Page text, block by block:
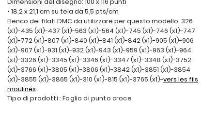
• 18,2 x 21,1 cm su tela da 5,5 pts/cm
Elenco dei filati DMC da utilizzare per questo modello. 326
(x1)-435 (x1)-437 (x1)-563 (x1)-564 (x1)-745 (x1)-746 (x1)-747
(x1)-772 (x1)-807 (x1)-840 (x1)-841 (x1)-842 (x1)-905 (x1)-906
(x1)-907 (x1)-931 (x1)-932 (x1)-943 (x1)-959 (x1)-963 (x1)-964
(x1)-3326 (x1)-3345 (x1)-3346 (x1)-3347 (x1)-3348 (x1)-3752
(x1)-3766 (x1)-3805 (x1)-3806 (x1)-3842 (x1)-3851 (x1)-3854
(x1)-3855 (x1)-3865 (x1)-310 (x1)-815 (x1)-3765 (x1)-vers les fils
moulinés.
Tipo di prodotti : Foglio di punto croce